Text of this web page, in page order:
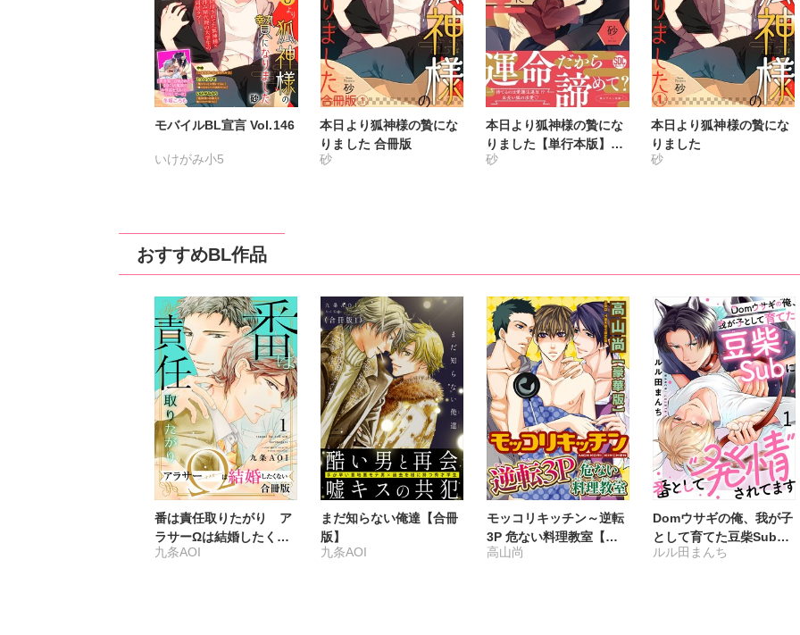
モバイルBL宣言 Vol.146
いけがみ小5
本日より狐神様の贄にな
りました 合冊版
砂
本日より狐神様の贄にな
りました【単行本版】
【電子書店特典付き】2
砂
本日より狐神様の贄にな
りました
砂
おすすめBL作品
番は責任取りたがり ア
ラサーΩは結婚したくな
い【合冊版】
九条AOI
まだ知らない俺達【合冊
版】
九条AOI
モッコリキッチン～逆転
3P 危ない料理教室【豪
華版】
高山尚
Domウサギの俺、我が子
として育てた豆柴Subに
番として“発情”されてま
ルル田まんち